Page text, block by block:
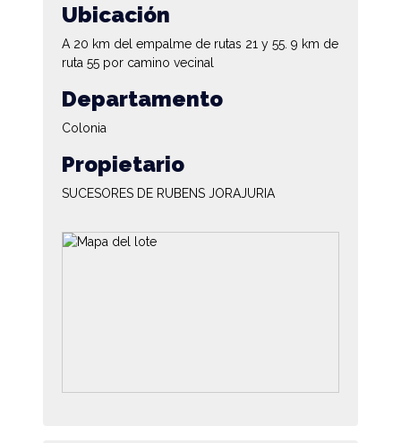
Ubicación
A 20 km del empalme de rutas 21 y 55. 9 km de
ruta 55 por camino vecinal
Departamento
Colonia
Propietario
SUCESORES DE RUBENS JORAJURIA